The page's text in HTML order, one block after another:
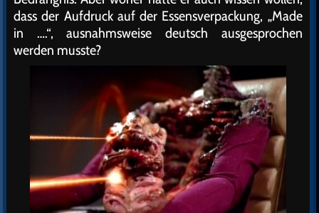
dass der Aufdruck auf der Essensverpackung, „Made
in ….“, ausnahmsweise deutsch ausgesprochen
werden musste?